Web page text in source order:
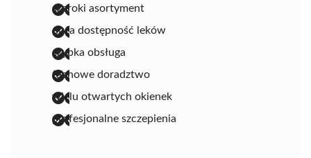
szeroki asortyment
duża dostępność leków
szybka obsługa
fachowe doradztwo
wielu otwartych okienek
profesjonalne szczepienia